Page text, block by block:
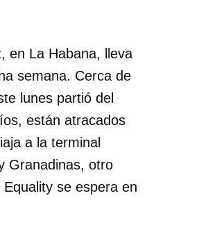
en La Habana, lleva
semana. Cerca de
lunes partió del
están atracados
a la terminal
Granadinas, otro
se espera en